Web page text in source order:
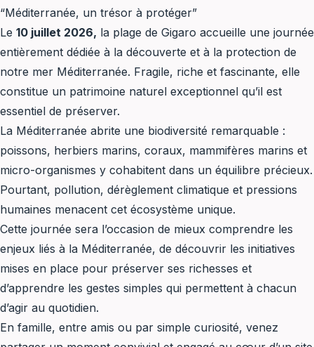
“Méditerranée, un trésor à protéger”
Le 10 juillet 2026, la plage de Gigaro accueille une journée
entièrement dédiée à la découverte et à la protection de
notre mer Méditerranée. Fragile, riche et fascinante, elle
constitue un patrimoine naturel exceptionnel qu’il est
essentiel de préserver.
La Méditerranée abrite une biodiversité remarquable :
poissons, herbiers marins, coraux, mammifères marins et
micro-organismes y cohabitent dans un équilibre précieux.
Pourtant, pollution, dérèglement climatique et pressions
humaines menacent cet écosystème unique.
Cette journée sera l’occasion de mieux comprendre les
enjeux liés à la Méditerranée, de découvrir les initiatives
mises en place pour préserver ses richesses et
d’apprendre les gestes simples qui permettent à chacun
d’agir au quotidien.
En famille, entre amis ou par simple curiosité, venez